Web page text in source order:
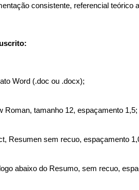
consistente, referencial
Word (.doc ou .docx);
Roman, tamanho 12, espaçamento 1,5;
Resumen sem recuo, espaçamento
abaixo do Resumo, sem recuo,